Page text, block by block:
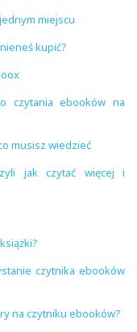
miejscu
kupić?
czytania ebooków na
musisz wiedzieć
jak czytać więcej i
czytnika ebooków
na czytniku ebooków?